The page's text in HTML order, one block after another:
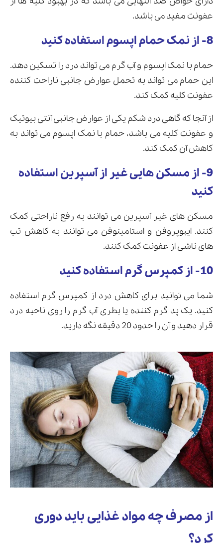
عفونت مفید می باشد.
8- از نمک حمام اپسوم استفاده کنید
حمام با نمک اپسوم و آب گرم می تواند درد را تسکین دهد.
این حمام می تواند به تحمل عوارض جانبی ناراحت کننده
عفونت کلیه کمک کند.
از آنجا که گاهی درد شکم یکی از عوارض جانبی آنتی بیوتیک
و عفونت کلیه می باشد، حمام با نمک اپسوم می تواند به
کاهش آن کمک کند.
9- از مسکن هایی غیر از آسپرین استفاده
کنید
مسکن های غیر آسپرین می توانند به رفع ناراحتی کمک
کنند. ایبوپروفن و استامینوفن می توانند به کاهش تب
های ناشی از عفونت کمک کنند.
10- از کمپرس گرم استفاده کنید
شما می توانید برای کاهش درد از کمپرس گرم استفاده
کنید. یک پد گرم کننده یا بطری آب گرم را روی ناحیه درد
قرار دهید و آن را حدود 20 دقیقه نگه دارید.
از مصرف چه مواد غذایی باید دوری
کرد؟